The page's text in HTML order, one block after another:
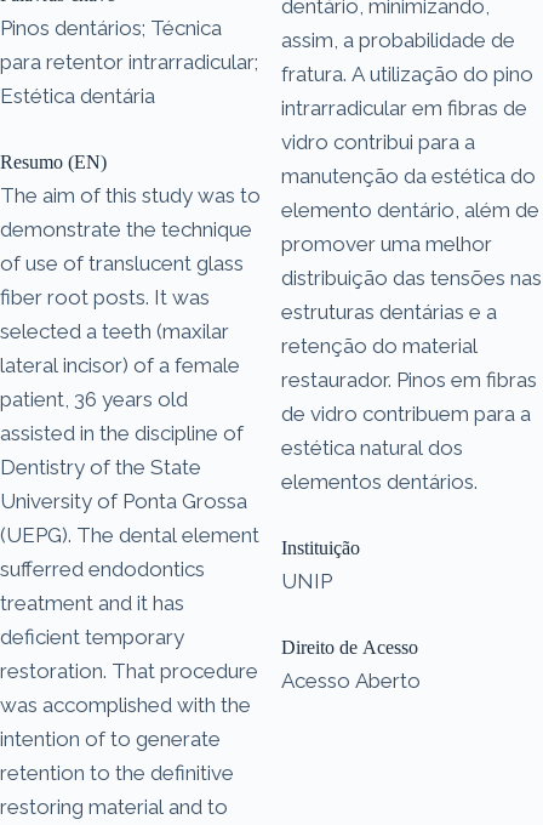
Pinos dentários; Técnica
para retentor intrarradicular;
Estética dentária
Resumo (EN)
The aim of this study was to
demonstrate the technique
of use of translucent glass
fiber root posts. It was
selected a teeth (maxilar
lateral incisor) of a female
patient, 36 years old
assisted in the discipline of
Dentistry of the State
University of Ponta Grossa
(UEPG). The dental element
sufferred endodontics
treatment and it has
deficient temporary
restoration. That procedure
was accomplished with the
intention of to generate
retention to the definitive
restoring material and to
dentário, minimizando,
assim, a probabilidade de
fratura. A utilização do pino
intrarradicular em fibras de
vidro contribui para a
manutenção da estética do
elemento dentário, além de
promover uma melhor
distribuição das tensões nas
estruturas dentárias e a
retenção do material
restaurador. Pinos em fibras
de vidro contribuem para a
estética natural dos
elementos dentários.
Instituição
UNIP
Direito de Acesso
Acesso Aberto